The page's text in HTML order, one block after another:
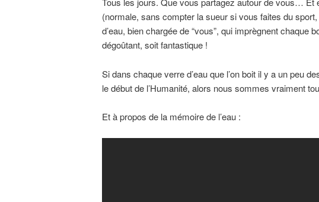
(normale, sans compter la sueur si vous faites du
d’eau, bien chargée de “vous”, qui imprègnent chaque
dégoûtant, soit fantastique !
Si dans chaque verre d’eau que l’on boit il y a un peu
le début de l’Humanité, alors nous sommes vraiment
Et à propos de la mémoire de l’eau :